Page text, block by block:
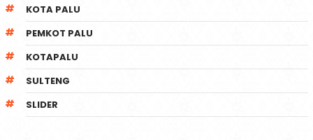
KOTA PALU
PEMKOT PALU
KOTAPALU
SULTENG
SLIDER